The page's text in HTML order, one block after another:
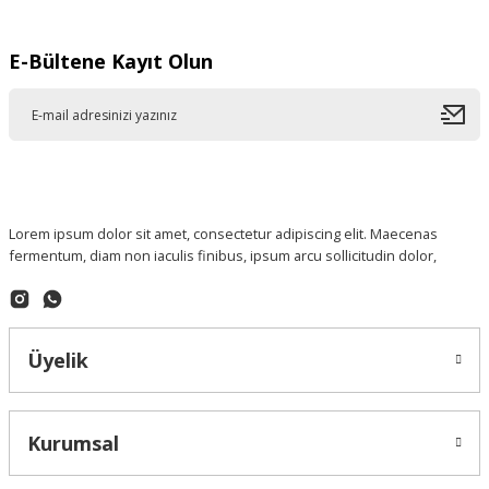
E-Bültene Kayıt Olun
Lorem ipsum dolor sit amet, consectetur adipiscing elit. Maecenas
fermentum, diam non iaculis finibus, ipsum arcu sollicitudin dolor,
Üyelik
Kurumsal